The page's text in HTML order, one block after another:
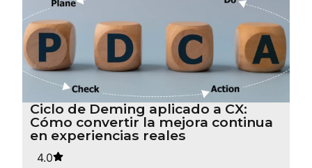
Ciclo de Deming aplicado a CX:
Cómo convertir la mejora continua
en experiencias reales
4.0